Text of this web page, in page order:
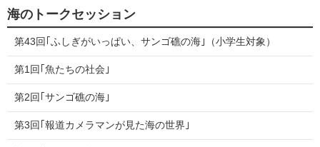
海のトークセッション
第43回｢ふしぎがいっぱい、サンゴ礁の海｣（小学生対象）
第1回｢魚たちの社会｣
第2回｢サンゴ礁の海｣
第3回｢報道カメラマンが見た海の世界｣